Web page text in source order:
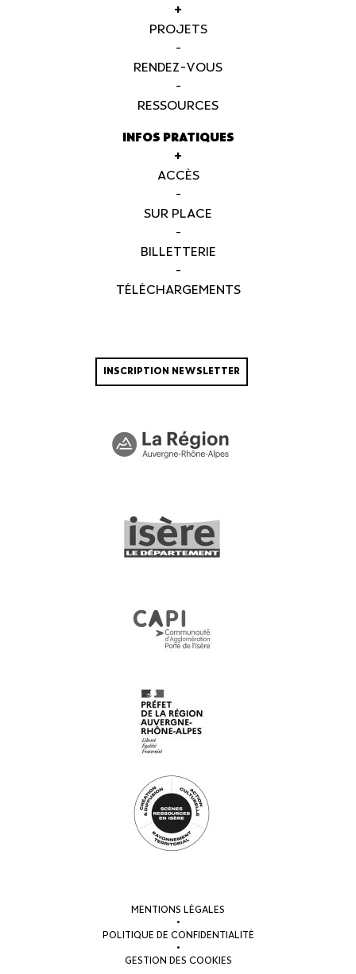
+
PROJETS
-
RENDEZ-VOUS
-
RESSOURCES
INFOS PRATIQUES
+
ACCÈS
-
SUR PLACE
-
BILLETTERIE
-
TÉLÉCHARGEMENTS
INSCRIPTION NEWSLETTER
MENTIONS LÉGALES
•
POLITIQUE DE CONFIDENTIALITÉ
•
GESTION DES COOKIES